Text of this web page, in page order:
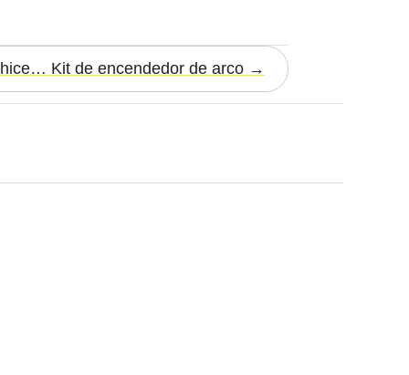
Kit de encendedor de arco